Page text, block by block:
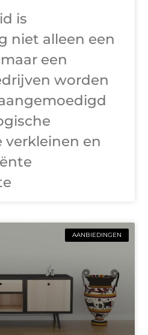
is
niet alleen een
een
worden
en
AANBIEDINGEN